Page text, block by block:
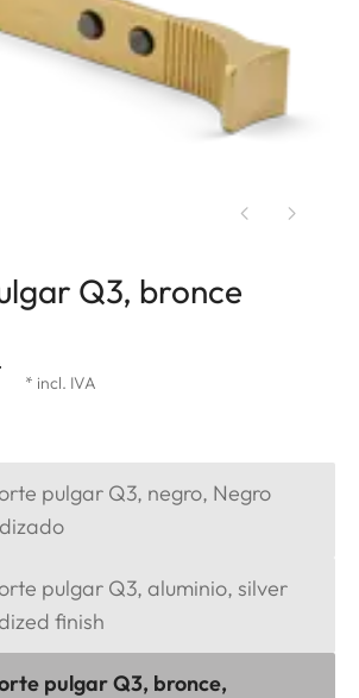
Q3, bronce
* incl. IVA
pulgar Q3, negro, Negro
pulgar Q3, aluminio, silver
finish
pulgar Q3, bronce,